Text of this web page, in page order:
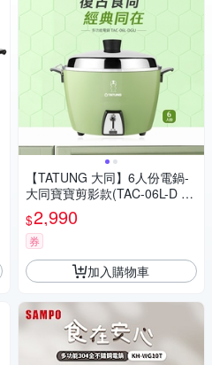
【TATUNG 大同】6人份電鍋-
大同寶寶剪影款(TAC-06L-D G
U經典綠)
$2,990
券
加入購物車